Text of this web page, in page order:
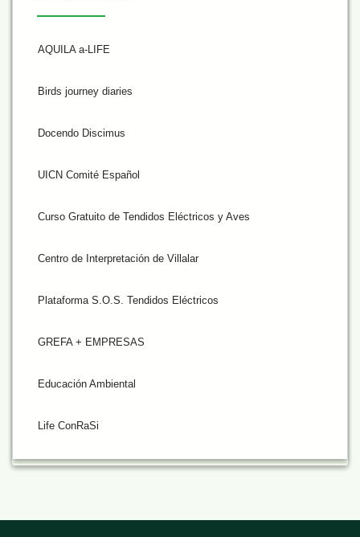
AQUILA a-LIFE
Birds journey diaries
Docendo Discimus
UICN Comité Español
Curso Gratuito de Tendidos Eléctricos y Aves
Centro de Interpretación de Villalar
Plataforma S.O.S. Tendidos Eléctricos
GREFA + EMPRESAS
Educación Ambiental
Life ConRaSi